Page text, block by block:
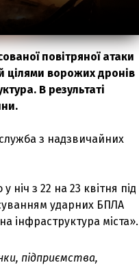
повітряної атаки
цілями ворожих дронів
В результаті
з надзвичайних
з 22 на 23 квітня під
ударних БПЛА
інфраструктура міста».
підприємства,